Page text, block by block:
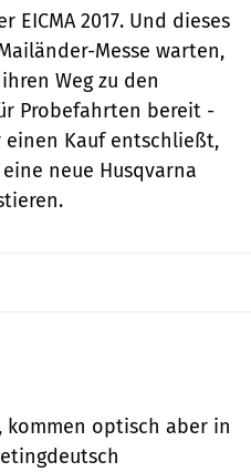
2017. Und dieses
Messe warten,
Weg zu den
Probefahrten bereit -
einen Kauf entschließt,
neue Husqvarna
kommen optisch aber in